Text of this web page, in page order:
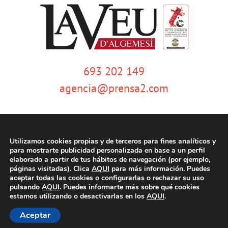
693 202 149
agencia@prensa2.com
© Copyright 2020 | La Veu d'Algemesí | Tots els drets reservats |Aviso
legal |Política de privacidad|Política de cookies | Dissenyat per
tecniwebs
Utilizamos cookies propias y de terceros para fines analíticos y
para mostrarte publicidad personalizada en base a un perfil
elaborado a partir de tus hábitos de navegación (por ejemplo,
páginas visitadas). Clica AQUI para más información. Puedes
aceptar todas las cookies o configurarlas o rechazar su uso
pulsando AQUI. Puedes informarte más sobre qué cookies
estamos utilizando o desactivarlas en los AQUI.
Aceptar